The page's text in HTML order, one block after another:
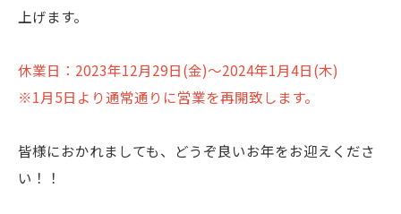
上げます。
休業日：2023年12月29日(金)～2024年1月4日(木)
※1月5日より通常通りに営業を再開致します。
皆様におかれましても、どうぞ良いお年をお迎えくださ
い！！